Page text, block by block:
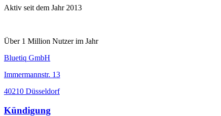
Aktiv seit dem Jahr 2013
Über 1 Million Nutzer im Jahr
Bluetiq GmbH
Immermannstr. 13
40210 Düsseldorf
Kündigung